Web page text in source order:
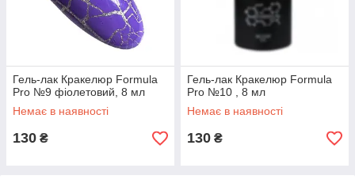
Гель-лак Кракелюр Formula
Pro №9 фіолетовий, 8 мл
Немає в наявності
130 ₴
Гель-лак Кракелюр Formula
Pro №10 , 8 мл
Немає в наявності
130 ₴